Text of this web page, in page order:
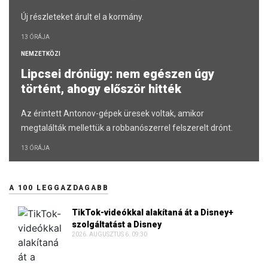
Új részleteket árult el a kormány.
13 ÓRÁJA
NEMZETKÖZI
Lipcsei drónügy: nem egészen úgy
történt, ahogy először hitték
Az érintett Antonov-gépek üresek voltak, amikor
megtalálták mellettük a robbanószerrel felszerelt drónt.
13 ÓRÁJA
A 100 LEGGAZDAGABB
TikTok-videókkal alakítaná át a Disney+
szolgáltatást a Disney
2026. AUGUSZTUS 6. 09:30